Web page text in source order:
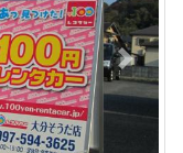
Next